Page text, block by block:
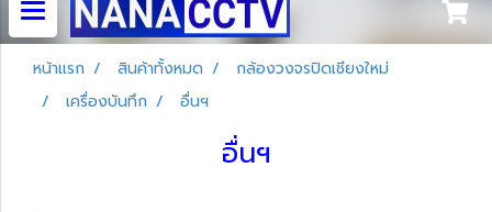
หน้าแรก สินค้าทั้งหมด
กล้องวงจรปิดเชียงใหม่
เครื่องบันทึก
อื่นฯ
อื่นฯ